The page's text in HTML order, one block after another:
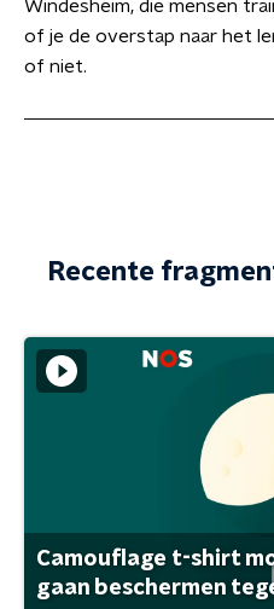
Windesheim, die mensen
of je de overstap naar het
of niet.
Recente
Camouflage t-shirt
gaan beschermen